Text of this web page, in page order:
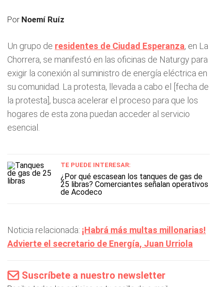
Por Noemí Ruíz
Un grupo de residentes de Ciudad Esperanza, en La
Chorrera, se manifestó en las oficinas de Naturgy para
exigir la conexión al suministro de energía eléctrica en
su comunidad. La protesta, llevada a cabo el [fecha de
la protesta], busca acelerar el proceso para que los
hogares de esta zona puedan acceder al servicio
esencial.
TE PUEDE INTERESAR:
¿Por qué escasean los tanques de gas de
25 libras? Comerciantes señalan operativos
de Acodeco
Noticia relacionada: ¡Habrá más multas millonarias!
Advierte el secretario de Energía, Juan Urriola
Suscríbete a nuestro newsletter